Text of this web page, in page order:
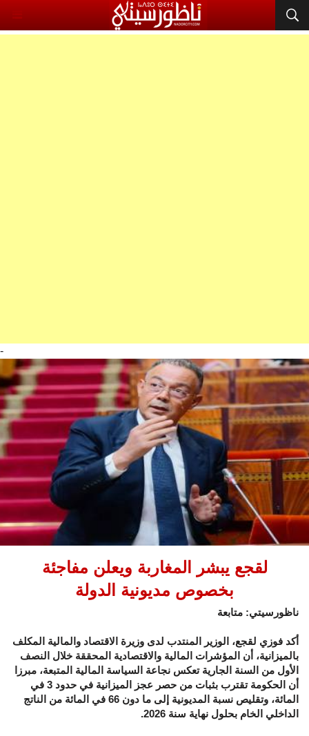
-
لقجع يبشر المغاربة ويعلن مفاجئة
بخصوص مديونية الدولة
ناظورسيتي: متابعة
أكد فوزي لقجع، الوزير المنتدب لدى وزيرة الاقتصاد والمالية المكلف
بالميزانية، أن المؤشرات المالية والاقتصادية المحققة خلال النصف
الأول من السنة الجارية تعكس نجاعة السياسة المالية المتبعة، مبرزا
أن الحكومة تقترب بثبات من حصر عجز الميزانية في حدود 3 في
المائة، وتقليص نسبة المديونية إلى ما دون 66 في المائة من الناتج
الداخلي الخام بحلول نهاية سنة 2026.